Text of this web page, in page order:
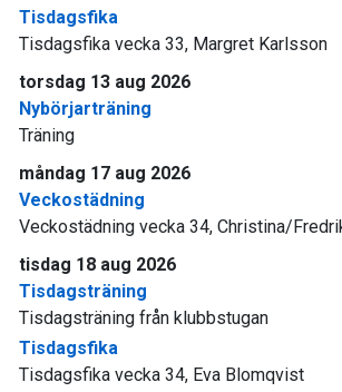
Tisdagsfika
Tisdagsfika vecka 33, Margret Karlsson
torsdag 13 aug 2026
Nybörjarträning
Träning
måndag 17 aug 2026
Veckostädning
Veckostädning vecka 34, Christina/
tisdag 18 aug 2026
Tisdagsträning
Tisdagsträning från klubbstugan
Tisdagsfika
Tisdagsfika vecka 34, Eva Blomqvist